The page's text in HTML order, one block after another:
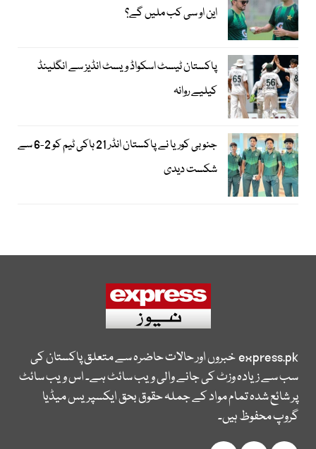
این او سی کب ملیں گے؟
پاکستان ٹیسٹ اسکواڈ ویسٹ انڈیز سے انگلینڈ
کیلیے روانہ
جنوبی کوریا نے پاکستان انڈر 21 ہاکی ٹیم کو 2-6 سے
شکست دیدی
express.pkخبروں اور حالات حاضرہ سے متعلق پاکستان کی
سب سے زیادہ وزٹ کی جانے والی ویب سائٹ ہے۔ اس ویب سائٹ
پر شائع شدہ تمام مواد کے جملہ حقوق بحق ایکسپریس میڈیا
گروپ محفوظ ہیں۔